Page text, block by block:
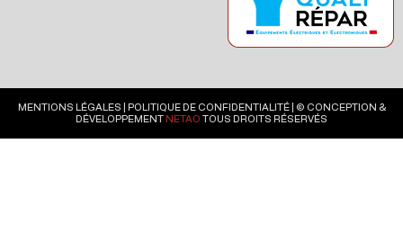
MENTIONS LÉGALES POLITIQUE DE CONFIDENTIALITÉ| © CONCEPTION &
DÉVELOPPEMENT NETAO TOUS DROITS RÉSERVÉS